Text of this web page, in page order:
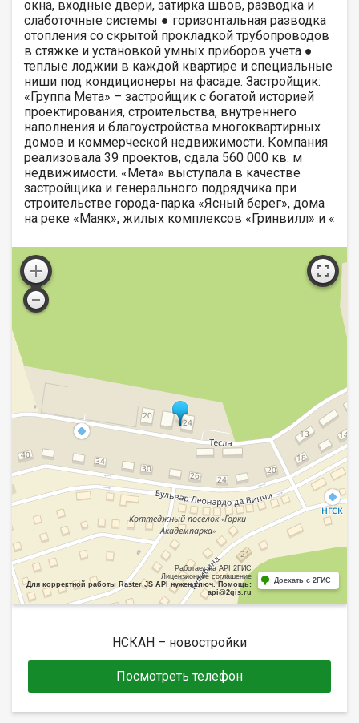
окна, входные двери, затирка швов, разводка и
слаботочные системы ● горизонтальная разводка
отопления со скрытой прокладкой трубопроводов
в стяжке и установкой умных приборов учета ●
теплые лоджии в каждой квартире и специальные
ниши под кондиционеры на фасаде. Застройщик:
«Группа Мета» – застройщик с богатой историей
проектирования, строительства, внутреннего
наполнения и благоустройства многоквартирных
домов и коммерческой недвижимости. Компания
реализовала 39 проектов, сдала 560 000 кв. м
недвижимости. «Мета» выступала в качестве
застройщика и генерального подрядчика при
строительстве города-парка «Ясный берег», дома
на реке «Маяк», жилых комплексов «Гринвилл» и «
Работает на API 2ГИС
Лицензионное соглашение
Для корректной работы Raster JS API нужен ключ. Помощь:
api@2gis.ru
Доехать с 2ГИС
НСКАН – новостройки
Посмотреть телефон